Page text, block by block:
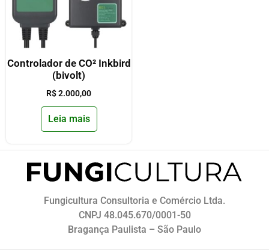
Controlador de CO² Inkbird
(bivolt)
R$2.000,00
Leia mais
Fungicultura Consultoria e Comércio Ltda.
CNPJ 48.045.670/0001-50
Bragança Paulista – São Paulo